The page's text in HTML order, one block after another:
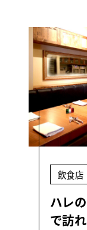
飲食店
ハレ
で訪